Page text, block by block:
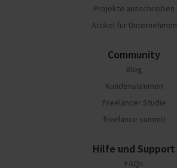
Projekte ausschreiben
Artikel für Unternehmen
Community
Blog
Kundenstimmen
Freelancer Studie
freelance summit
Hilfe und Support
FAQs